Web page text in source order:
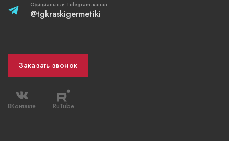
Официальный Telegram-канал
@tgkraskigermetiki
Заказать звонок
ВКонтакте RuTube